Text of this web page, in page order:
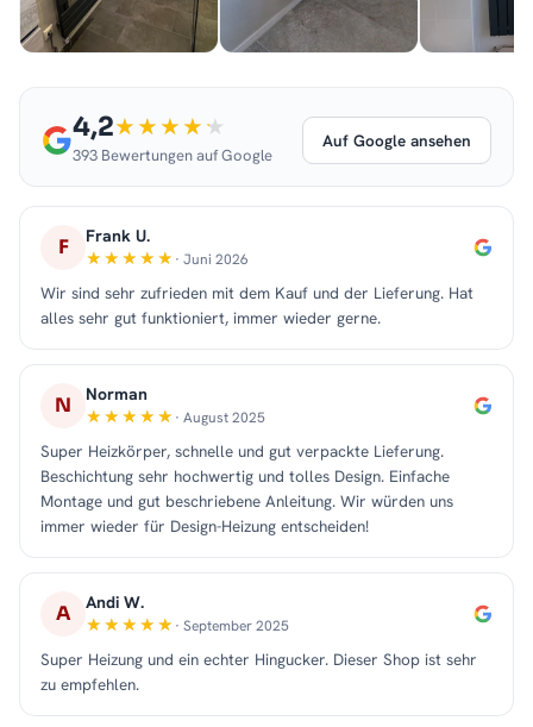
4,2
393 Bewertungen auf Google
Auf Google ansehen
F Frank U.
· Juni 2026
Wir sind sehr zufrieden mit dem Kauf und der Lieferung. Hat
alles sehr gut funktioniert, immer wieder gerne.
N Norman
· August 2025
Super Heizkörper, schnelle und gut verpackte Lieferung.
Beschichtung sehr hochwertig und tolles Design. Einfache
Montage und gut beschriebene Anleitung. Wir würden uns
immer wieder für Design-Heizung entscheiden!
A Andi W.
· September 2025
Super Heizung und ein echter Hingucker. Dieser Shop ist sehr
zu empfehlen.